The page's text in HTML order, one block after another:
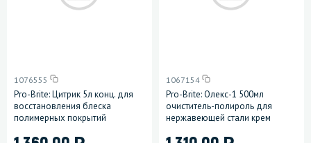
1076555
Pro-Brite: Цитрик 5л конц. для
восстановления блеска
полимерных покрытий
1067154
Pro-Brite: Олекс-1 500мл
очиститель-полироль для
нержавеющей стали крем